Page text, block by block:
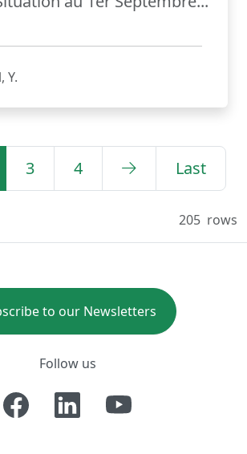
Y.
3 4 Last
205 rows
to our Newsletters
Follow us